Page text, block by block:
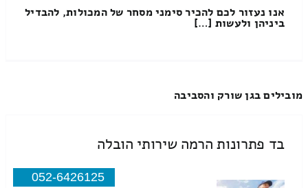
אנו נעזור לכם להכיר סימני מסחר של המכולות, להבדיל
ביניהן ולעשות […]
מובילים בגן שורק והסביבה
בד פתרונות הרמה שירותי הובלה
052-6426125